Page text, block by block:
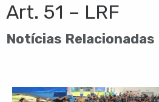
Art. 51 – LRF
Notícias Relacionadas